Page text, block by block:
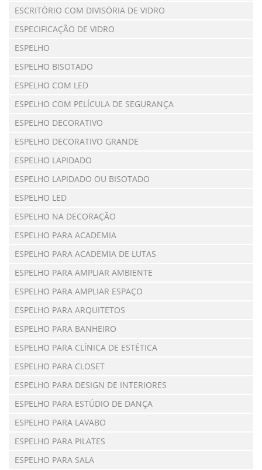
ESCRITÓRIO COM DIVISÓRIA DE VIDRO
ESPECIFICAÇÃO DE VIDRO
ESPELHO
ESPELHO BISOTADO
ESPELHO COM LED
ESPELHO COM PELÍCULA DE SEGURANÇA
ESPELHO DECORATIVO
ESPELHO DECORATIVO GRANDE
ESPELHO LAPIDADO
ESPELHO LAPIDADO OU BISOTADO
ESPELHO LED
ESPELHO NA DECORAÇÃO
ESPELHO PARA ACADEMIA
ESPELHO PARA ACADEMIA DE LUTAS
ESPELHO PARA AMPLIAR AMBIENTE
ESPELHO PARA AMPLIAR ESPAÇO
ESPELHO PARA ARQUITETOS
ESPELHO PARA BANHEIRO
ESPELHO PARA CLÍNICA DE ESTÉTICA
ESPELHO PARA CLOSET
ESPELHO PARA DESIGN DE INTERIORES
ESPELHO PARA ESTÚDIO DE DANÇA
ESPELHO PARA LAVABO
ESPELHO PARA PILATES
ESPELHO PARA SALA